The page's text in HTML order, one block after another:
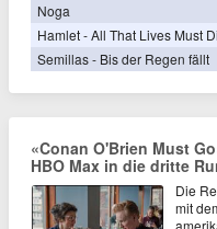
Noga
Hamlet - All That Lives Must
Semillas - Bis der Regen fällt
«Conan O'Brien Must
HBO Max in die dritte
Die
mit